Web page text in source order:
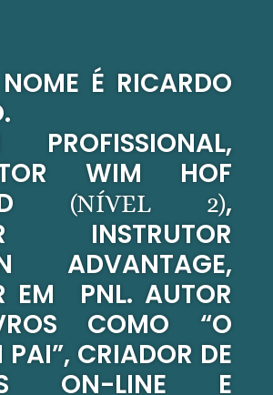
É RICARDO
PROFISSIONAL,
WIM HOF
(NÍVEL 2),
INSTRUTOR
ADVANTAGE,
EM PNL. AUTOR
COMO “O
PAI”, CRIADOR DE
ON-LINE E